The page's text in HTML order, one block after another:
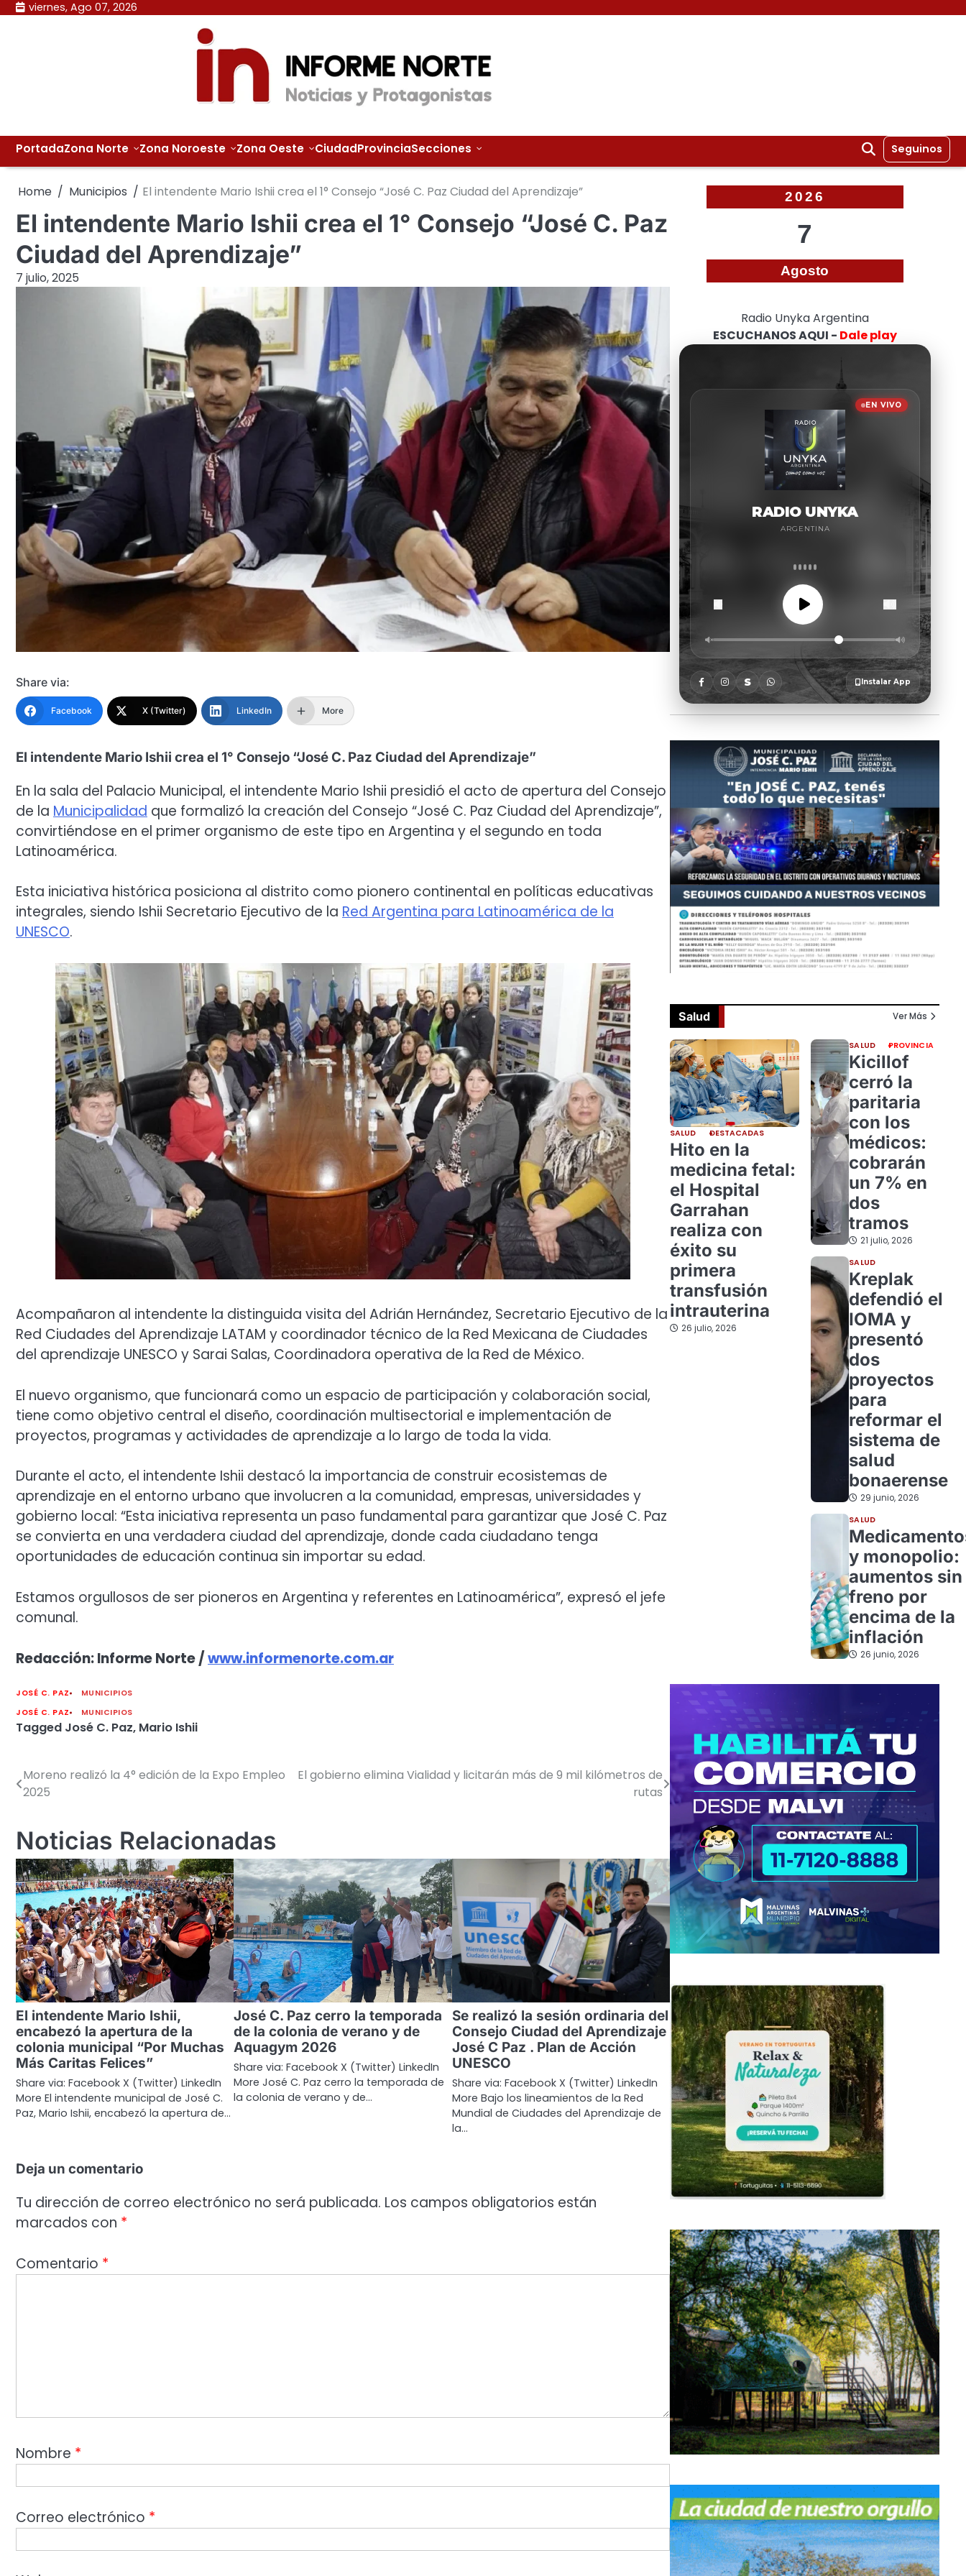
Skip viernes, Ago 07, 2026
PortadaZona Norte Zona Noroeste Zona Oeste CiudadProvinciaSecciones Seguinos
Home Municipios El intendente Mario Ishii crea el 1° Consejo “José C. Paz Ciudad del Aprendizaje”
El intendente Mario Ishii crea el 1° Consejo “José C. Paz
Ciudad del Aprendizaje”
7 julio, 2025
Share via:
Facebook X (Twitter) LinkedIn More
El intendente Mario Ishii crea el 1° Consejo “José C. Paz Ciudad del Aprendizaje”
En la sala del Palacio Municipal, el intendente Mario Ishii presidió el acto de apertura del Consejo
de la Municipalidad que formalizó la creación del Consejo “José C. Paz Ciudad del Aprendizaje”,
convirtiéndose en el primer organismo de este tipo en Argentina y el segundo en toda
Latinoamérica.
Esta iniciativa histórica posiciona al distrito como pionero continental en políticas educativas
integrales, siendo Ishii Secretario Ejecutivo de la Red Argentina para Latinoamérica de la
UNESCO.
Acompañaron al intendente la distinguida visita del Adrián Hernández, Secretario Ejecutivo de la
Red Ciudades del Aprendizaje LATAM y coordinador técnico de la Red Mexicana de Ciudades
del aprendizaje UNESCO y Sarai Salas, Coordinadora operativa de la Red de México.
El nuevo organismo, que funcionará como un espacio de participación y colaboración social,
tiene como objetivo central el diseño, coordinación multisectorial e implementación de
proyectos, programas y actividades de aprendizaje a lo largo de toda la vida.
Durante el acto, el intendente Ishii destacó la importancia de construir ecosistemas de
aprendizaje en el entorno urbano que involucren a la comunidad, empresas, universidades y
gobierno local: “Esta iniciativa representa un paso fundamental para garantizar que José C. Paz
se convierta en una verdadera ciudad del aprendizaje, donde cada ciudadano tenga
oportunidades de educación continua sin importar su edad.
Estamos orgullosos de ser pioneros en Argentina y referentes en Latinoamérica”, expresó el jefe
comunal.
Redacción: Informe Norte /www.informenorte.com.ar
JOSÉ C. PAZ
MUNICIPIOS
JOSÉ C. PAZ
MUNICIPIOS
Tagged José C. Paz, Mario Ishii
Navegación
entradas
Moreno realizó la 4° edición de la Expo Empleo
2025
El gobierno elimina Vialidad y licitarán más de 9 mil kilómetros de
rutas
Noticias Relacionadas
El intendente Mario Ishii,
encabezó la apertura de la
colonia municipal “Por Muchas
Más Caritas Felices”
Share via: Facebook X (Twitter) LinkedIn
More El intendente municipal de José C.
Paz, Mario Ishii, encabezó la apertura de…
José C. Paz cerro la temporada
de la colonia de verano y de
Aquagym 2026
Share via: Facebook X (Twitter) LinkedIn
More José C. Paz cerro la temporada de
la colonia de verano y de…
Se realizó la sesión ordinaria del
Consejo Ciudad del Aprendizaje
José C Paz . Plan de Acción
UNESCO
Share via: Facebook X (Twitter) LinkedIn
More Bajo los lineamientos de la Red
Mundial de Ciudades del Aprendizaje de
la…
Deja un comentario
Tu dirección de correo electrónico no será publicada. Los campos obligatorios están
marcados con *
Comentario *
Nombre *
Correo electrónico *
2026
7
Agosto
Radio Unyka Argentina
ESCUCHANOS AQUI - Dale play
Salud Ver Más
SALUD DESTACADAS
Hito en la
medicina fetal:
el Hospital
Garrahan
realiza con
éxito su
primera
transfusión
intrauterina
26 julio, 2026
SALUD PROVINCIA
Kicillof
cerró la
paritaria
con los
médicos:
cobrarán
un 7% en
dos
tramos
21 julio, 2026
SALUD
Kreplak
defendió el
IOMA y
presentó
dos
proyectos
para
reformar el
sistema de
salud
bonaerense
29 junio, 2026
SALUD
y monopolio:
aumentos sin
freno por
encima de la
inflación
26 junio, 2026